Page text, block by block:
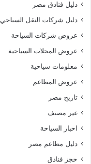
دليل فنادق مصر
دليل شركات النقل السياحي
عروض شركات السياحة
عروض المحلات السياحية
معلومات سياحية
عروض المطاعم
تاريخ مصر
غير مصنف
اخبار السياحة
دليل مطاعم مصر
حجز فنادق